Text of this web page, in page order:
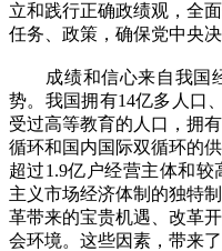
立和践行正确政绩观，全
任务、政策，确保党中央
成绩和信心来自我国经
势。我国拥有14亿多人口
受过高等教育的人口，拥
循环和国内国际双循环的
超过1.9亿户经营主体和
主义市场经济体制的独特
革带来的宝贵机遇、改革
会环境。这些因素，带来